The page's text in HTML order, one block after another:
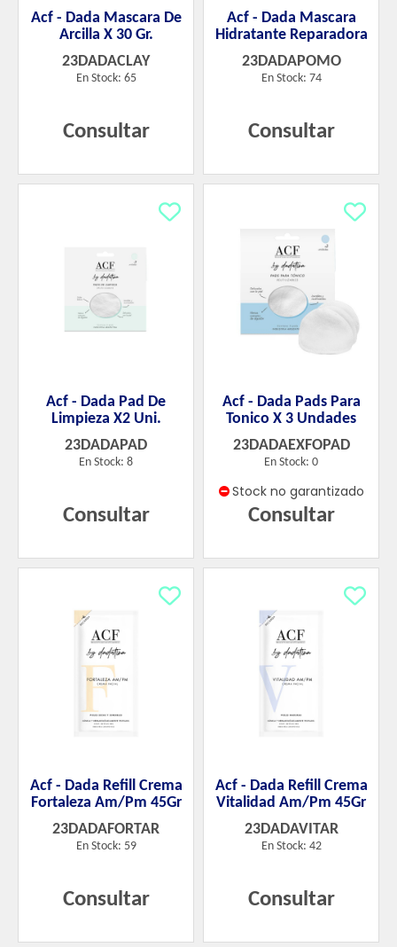
Acf - Dada Mascara De
Arcilla X 30 Gr.
23DADACLAY
En Stock: 65
Consultar
Acf - Dada Mascara
Hidratante Reparadora
23DADAPOMO
En Stock: 74
Consultar
Acf - Dada Pad De
Limpieza X2 Uni.
23DADAPAD
En Stock: 8
Consultar
Acf - Dada Pads Para
Tonico X 3 Undades
23DADAEXFOPAD
En Stock: 0
Stock no garantizado
Consultar
Acf - Dada Refill Crema
Fortaleza Am/Pm 45Gr
23DADAFORTAR
En Stock: 59
Consultar
Acf - Dada Refill Crema
Vitalidad Am/Pm 45Gr
23DADAVITAR
En Stock: 42
Consultar